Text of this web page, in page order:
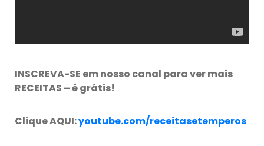
INSCREVA-SE em nosso canal para ver mais
RECEITAS – é grátis!
Clique AQUI:youtube.com/receitasetemperos